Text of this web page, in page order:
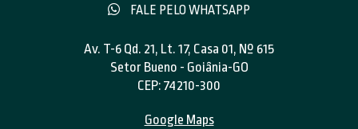
FALE PELO WHATSAPP
Av. T-6 Qd. 21, Lt. 17, Casa 01, Nº 615
Setor Bueno - Goiânia-GO
CEP: 74210-300
Google Maps